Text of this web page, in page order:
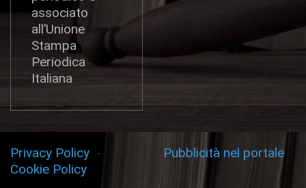
associato
all’Unione
Stampa
Periodica
Italiana
Privacy Policy -
Cookie Policy
Pubblicità nel portale